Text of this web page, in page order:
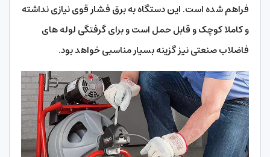
فراهم شده است. این دستگاه به برق فشار قوی نیازی نداشته
و کاملا کوچک و قابل حمل است و برای گرفتگی لوله‌ های
فاضلاب صنعتی نیز گزینه بسیار مناسبی خواهد بود.